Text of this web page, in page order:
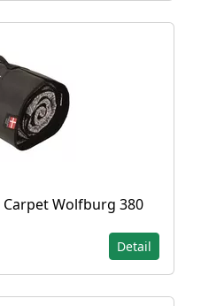
Wolfburg 380
Detail